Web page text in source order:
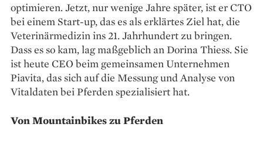
optimieren. Jetzt, nur ­wenige Jahre später, ist er CTO
bei einem Start-up, das es als erklärtes Ziel hat, die
Veterinärmedizin ins 21. Jahrhundert zu bringen.
Dass es so kam, lag maßgeblich an Dorina Thiess. Sie
ist heute CEO beim gemeinsamen Unternehmen
Piavita, das sich auf die Messung und Analyse von
Vitaldaten bei Pferden spezialisiert hat.
Von Mountainbikes zu Pferden